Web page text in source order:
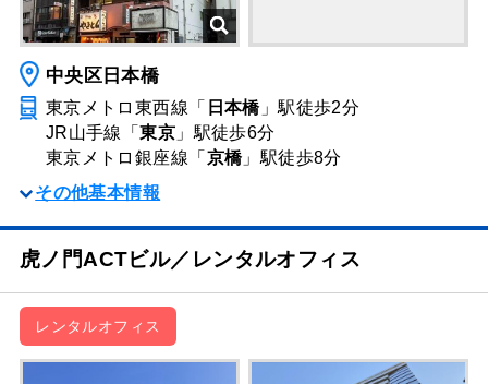
中央区日本橋
東京メトロ東西線「 日本橋」駅徒歩2分
JR山手線「東京 」駅徒歩6分
東京メトロ銀座線「 京橋」駅徒歩8分
その他基本情報
虎ノ門ACTビル／レンタルオフィス
レンタルオフィス